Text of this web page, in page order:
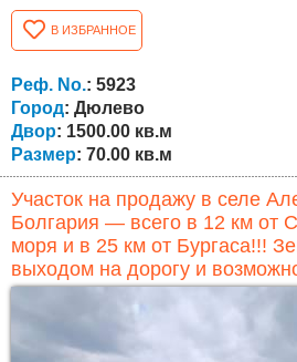
бетонным перекрытием.
составляет около 70 кв.м, при этом мансардный этаж
позволяет обустроить
пространство по желанию нового
этаж завершён и готов к
В ИЗБРАННОЕ
Реф. No.: 5923
Город: Дюлево
Двор: 1500.00 кв.м
Размер: 70.00 кв.м
Участок на продажу в селе
Болгария — всего в 12 км от
моря и в 25 км от Бургаса!!!
выходом на дорогу и